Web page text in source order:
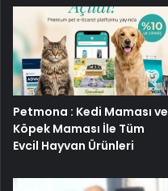
Petmona : Kedi Maması ve
Köpek Maması İle Tüm
Evcil Hayvan Ürünleri